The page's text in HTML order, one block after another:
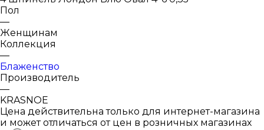
Пол
—
Женщинам
Коллекция
—
Блаженство
Производитель
—
KRASNOE
Цена действительна только для интернет-магазина
и может отличаться от цен в розничных магазинах